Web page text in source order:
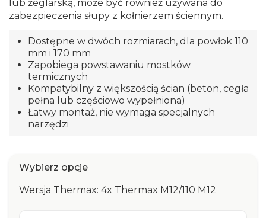
lub żeglarską, może być również używana do
zabezpieczenia słupy z kołnierzem ściennym.
Dostępne w dwóch rozmiarach, dla powłok 110
mm i 170 mm
Zapobiega powstawaniu mostków
termicznych
Kompatybilny z większością ścian (beton, cegła
pełna lub częściowo wypełniona)
Łatwy montaż, nie wymaga specjalnych
narzędzi
Wybierz opcje
Wersja Thermax: 4x Thermax M12/110 M12